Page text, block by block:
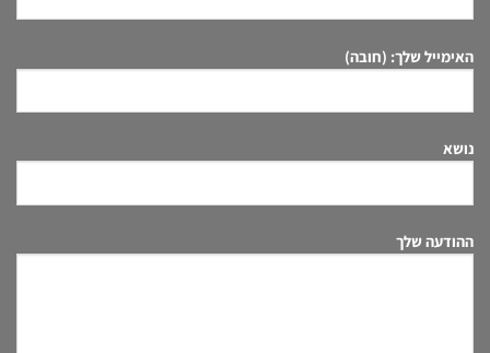
האימייל שלך: (חובה)
נושא
ההודעה שלך